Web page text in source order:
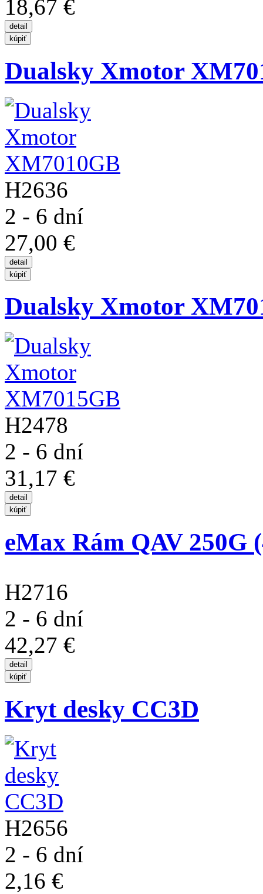
18,67 €
Dualsky Xmotor
H2636
2 - 6 dní
27,00 €
Dualsky Xmotor
H2478
2 - 6 dní
31,17 €
eMax Rám QAV 250G
H2716
2 - 6 dní
42,27 €
Kryt desky CC3D
H2656
2 - 6 dní
2,16 €